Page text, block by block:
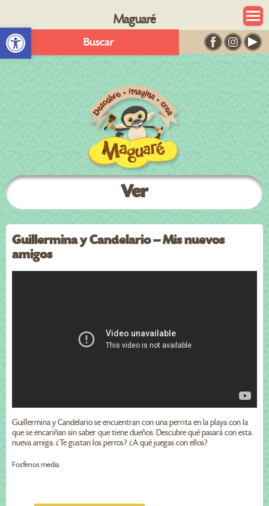
Abrir barra de herramientas
Maguaré
Buscar
Ver
Guillermina y Candelario – Mis nuevos
amigos
Guillermina y Candelario se encuentran con una perrita en la playa con la
que se encariñan sin saber que tiene dueños. Descubre qué pasará con esta
nueva amiga. ¿Te gustan los perros? ¿A qué juegas con ellos?
Fosfenos media